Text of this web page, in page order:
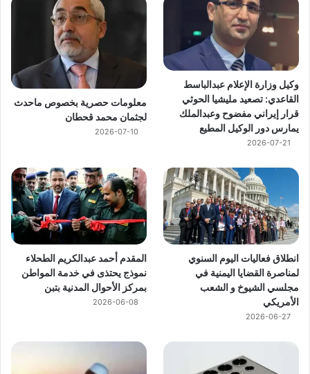
وكيل وزارة الإعلام عبدالباسط
القاعدي: تصعيد مليشيا الحوثي
قرار إيراني مفضوح وعبدالملك
يمارس دور الوكيل المطيع
2026-07-21
معلومات حصرية بخصوص ماحدث
لجثمان محمد قحطان
2026-07-10
انطلاق فعاليات اليوم السنوي
لمناصرة القضايا اليمنية في
مجلسي الشيوخ و الشعب
الأمريكي
2026-06-27
المقدم أحمد عبدالكريم الطحلاء
نموذج يحتذى في خدمة المواطن
بمركز الأحوال المدنية بتبن
2026-06-08